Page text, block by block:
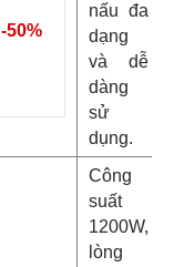
-50%
nấu đa
dạng
và dễ
dàng
sử
dụng.
Công
suất
1200W,
lòng